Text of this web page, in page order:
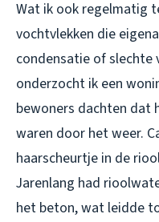
Wat ik ook regelmatig
vochtvlekken die
condensatie of
onderzocht ik een
bewoners dachten dat
waren door het weer.
haarscheurtje in de
Jarenlang had
het beton, wat leidde